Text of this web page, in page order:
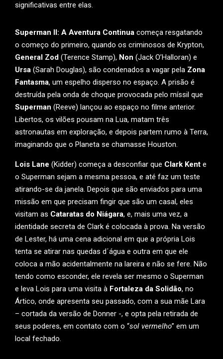
significativas entre elas.
Superman II: A Aventura Continua começa resgatando
o começo do primeiro, quando os criminosos de Krypton,
General Zod (Terence Stamp), Non (Jack O’Halloran) e
Ursa (Sarah Douglas), são condenados a vagar pela Zona
Fantasma, um espelho disperso no espaço. A prisão é
destruída pela onda de choque provocada pelo míssil que
Superman (Reeve) lançou ao espaço no filme anterior.
Libertos, os vilões pousam na Lua, matam três
astronautas em exploração, e depois partem rumo à Terra,
imaginando que o Planeta se chamasse Houston.
Lois Lane (Kidder) começa a desconfiar que Clark Kent e
o Superman sejam a mesma pessoa, e até faz um teste
atirando-se da janela. Depois que são enviados para uma
missão em que precisam fingir que são um casal, eles
visitam as Cataratas do Niágara, e, mais uma vez, a
identidade secreta de Clark é colocada à prova. Na versão
de Lester, há uma cena adicional em que a própria Lois
tenta se atirar nas quedas d´água e outra em que ele
coloca a mão acidentalmente na lareira e não se fere. Não
tendo como esconder, ele revela ser mesmo o Superman
e leva Lois para uma visita à Fortaleza da Solidão, no
Ártico, onde apresenta seu passado, com a sua mãe Lara
– cortada da versão de Donner -, e opta pela retirada de
seus poderes, em contato com o “sol vermelho” em um
local fechado.